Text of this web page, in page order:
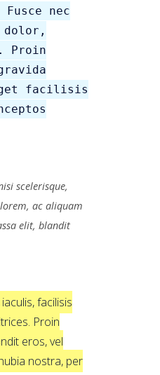
nec
Proin
facilisis
scelerisque,
ac aliquam
elit, blandit
facilisis
Proin
eros, vel
nostra, per